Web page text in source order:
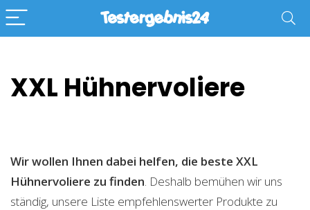
XXL Hühnervoliere
Wir wollen Ihnen dabei helfen, die beste XXL
Hühnervoliere zu finden. Deshalb bemühen wir uns
ständig, unsere Liste empfehlenswerter Produkte zu